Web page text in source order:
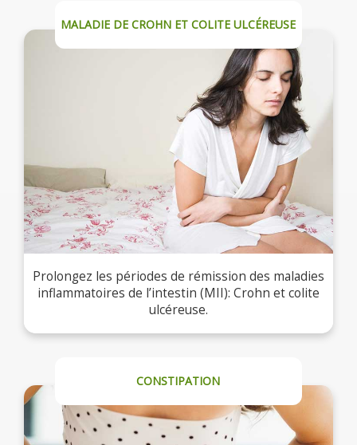
MALADIE DE CROHN ET COLITE ULCÉREUSE
Prolongez les périodes de rémission des maladies
inflammatoires de l’intestin (MII): Crohn et colite
ulcéreuse.
CONSTIPATION